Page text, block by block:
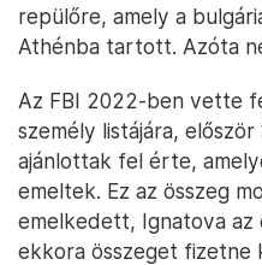
repülőre, amely a
Athénba tartott. Azóta
Az FBI 2022-ben vette
személy listájára,
ajánlottak fel érte,
emeltek. Ez az összeg
emelkedett, Ignatova az
ekkora összeget fizetne